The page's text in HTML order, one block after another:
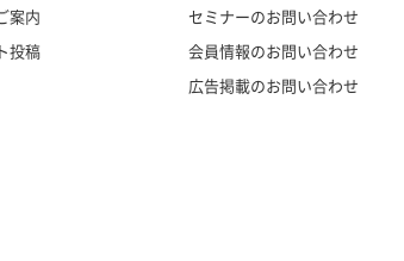
案内
投稿
セミナーのお問い合わせ
会員情報のお問い合わせ
広告掲載のお問い合わせ